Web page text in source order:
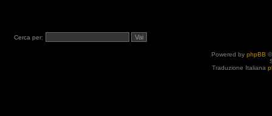
Cerca per:
Powered by phpBB
Traduzione Italiana